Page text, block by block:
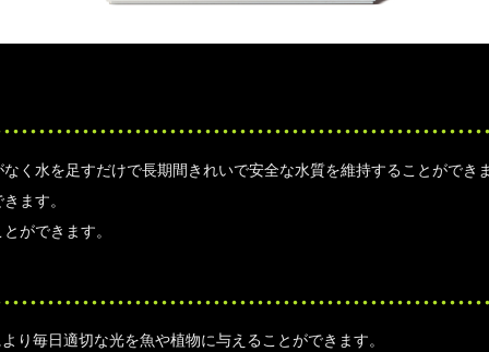
く水を足すだけで長期間きれいで安全な水質を維持することができ
ます。
ができます。
り毎日適切な光を魚や植物に与えることができます。